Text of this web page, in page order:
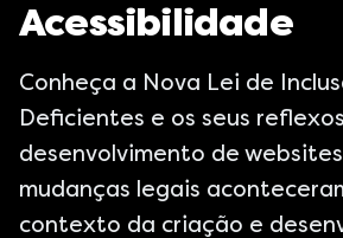
Acessibilidade
Conheça a Nova Lei de
Deficientes e os seus
desenvolvimento de
mudanças legais
contexto da criação e